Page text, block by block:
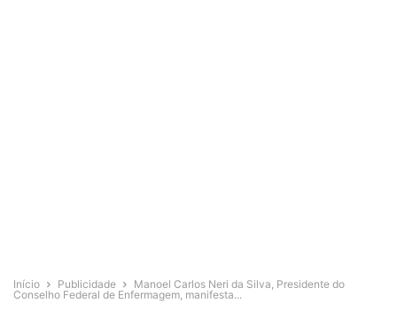
Início Publicidade
Manoel Carlos Neri da Silva, Presidente do
Conselho Federal de Enfermagem, manifesta...